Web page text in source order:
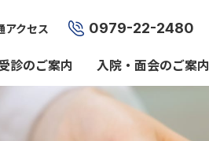
アクセス 0979-22-2480
診のご案内 入院・面会のご案内